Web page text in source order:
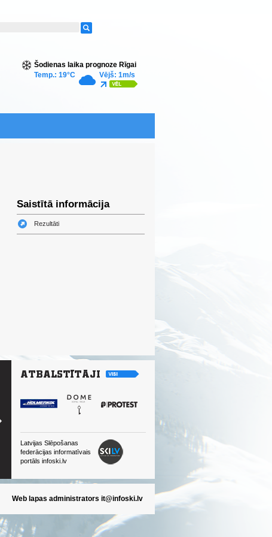
Šodienas laika prognoze Rīgai
Temp.: 19°C
Vējš: 1m/s
Saistītā informācija
Rezultāti
Latvijas Slēpošanas
federācijas informatīvais
portāls infoski.lv
Web lapas administrators it@infoski.lv